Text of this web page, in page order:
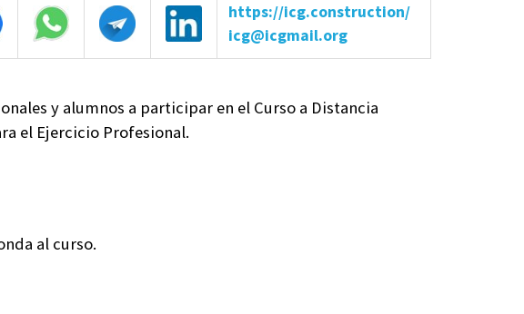
https://icg.construction/
icg@icgmail.org
y alumnos a participar en el Curso a Distancia
el Ejercicio Profesional.
al curso.